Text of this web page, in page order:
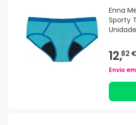
Enna
Sporty
Unidade
12,82
Envio em